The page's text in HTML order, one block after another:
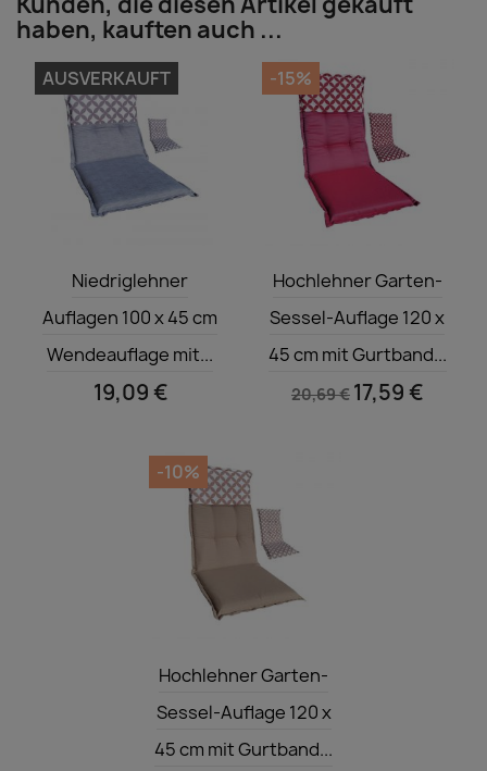
haben, kauften auch ...
 Vorschau
Niedriglehner
Auflagen 100 x 45 cm
Wendeauflage mit...
19,09 €
AUSVERKAUFT
 Vorschau
Hochlehner Garten-
Sessel-Auflage 120 x
45 cm mit Gurtband...
20,69 € 17,59 €
-15%

Hochlehner Garten-
Sessel-Auflage 120 x
45 cm mit Gurtband...
-10%